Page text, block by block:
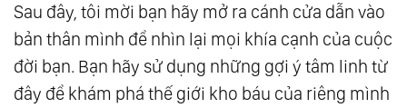
Sau đây, tôi mời bạn hãy mở ra cánh cửa dẫn vào
bản thân mình để nhìn lại mọi khía cạnh của cuộc
đời bạn. Bạn hãy sử dụng những gợi ý tâm linh từ
đây để khám phá thế giới kho báu của riêng mình